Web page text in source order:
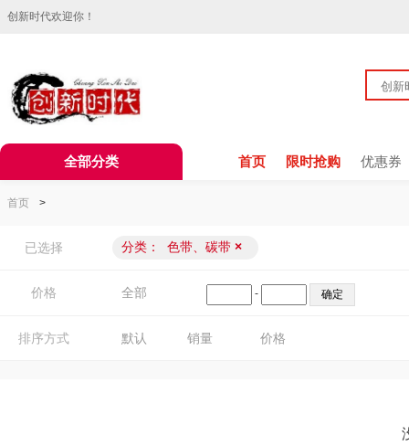
创新时代欢迎你！
全部分类 首页 限时抢购 优惠券
首页 >
已选择 分类： 色带、碳带 ×
价格 全部 -
排序方式 默认 销量 价格